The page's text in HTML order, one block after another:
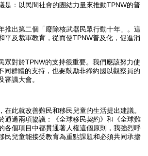
是：以民間社會的團結力量來推動TPNW的普
推出第二個「廢除核武器民眾行動十年」。這
平及裁軍教育，從而使TPNW普及化，促進消
眾對於TPNW的支持很重要。我們應該努力使
同群體的支持，也要鼓勵非締約國以觀察員的
審議大會。
在此就改善難民和移民兒童的生活提出建議。
通過兩項協議：《全球移民契約》和《全球難
各個項目中都貫通著人權這個原則，我強烈呼
民兒童能接受教育為重點課題和必須共同承擔